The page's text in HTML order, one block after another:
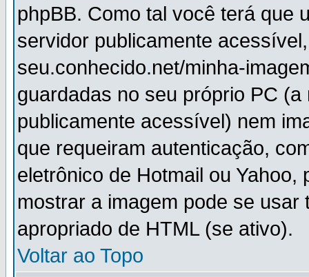
phpBB. Como tal você terá que
servidor publicamente
seu.conhecido.net/minha-
guardadas no seu próprio PC
publicamente acessível) nem
que requeiram autenticação,
eletrônico de Hotmail ou
mostrar a imagem pode se
apropriado de HTML (se ativo).
Voltar ao Topo